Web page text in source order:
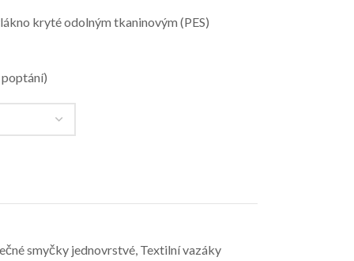
kryté odolným tkaninovým (PES)
poptání)
smyčky jednovrstvé, Textilní vazáky